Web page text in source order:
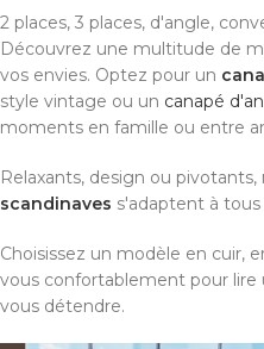
2 places, 3 places, d'angle,
Découvrez une multitude de
vos envies. Optez pour un
style vintage ou un canapé
moments en famille ou entre
Relaxants, design ou pivotants,
scandinaves s'adaptent à tous
Choisissez un modèle en cuir,
vous confortablement pour lire
vous détendre.